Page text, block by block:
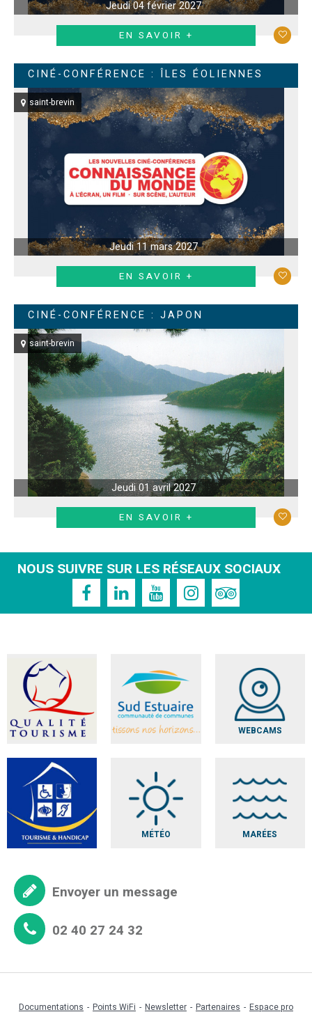
Jeudi 04 février 2027
EN SAVOIR +
CINÉ-CONFÉRENCE : ÎLES ÉOLIENNES
saint-brevin
Jeudi 11 mars 2027
EN SAVOIR +
CINÉ-CONFÉRENCE : JAPON
saint-brevin
Jeudi 01 avril 2027
EN SAVOIR +
NOUS SUIVRE SUR LES RÉSEAUX SOCIAUX
WEBCAMS
MÉTÉO MARÉES
Envoyer un message
02 40 27 24 32
Documentations Points WiFi Newsletter Partenaires Espace pro